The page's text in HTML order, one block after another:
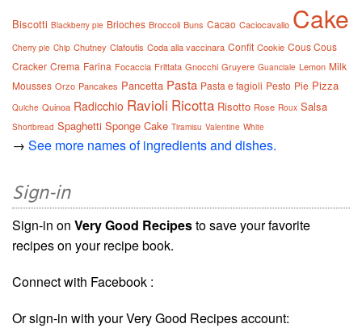
Biscotti Blackberry pie Brioches Broccoli Buns Cacao Caciocavallo Cake
Cherry pie Chip Chutney Clafoutis Coda alla vaccinara Confit Cookie Cous Cous
Cracker Crema Farina Focaccia Frittata Gnocchi Gruyere Guanciale Lemon Milk
Mousses Orzo Pancakes Pancetta Pasta Pasta e fagioli Pesto Pie Pizza
Quiche Quinoa Radicchio Ravioli Ricotta Risotto Rose Roux Salsa
Shortbread Spaghetti Sponge Cake Tiramisu Valentine White
→ See more names of ingredients and dishes.
Sign-in
Sign-in on Very Good Recipesto save your favorite
recipes on your recipe book.
Connect with Facebook :
Or sign-in with your Very Good Recipes account: